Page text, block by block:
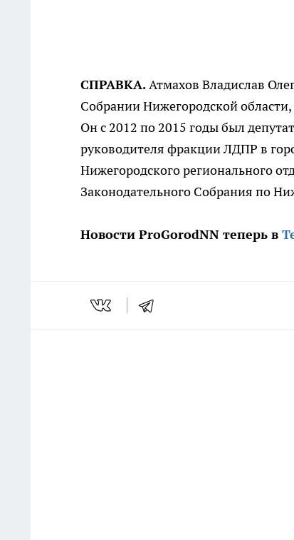
СПРАВКА.Атмахов Владислав
Собрании Нижегородской
Он с 2012 по 2015 годы был
руководителя фракции ЛДПР в
Нижегородского регионального
Законодательного Собрания по
Новости ProGorodNN теперь в